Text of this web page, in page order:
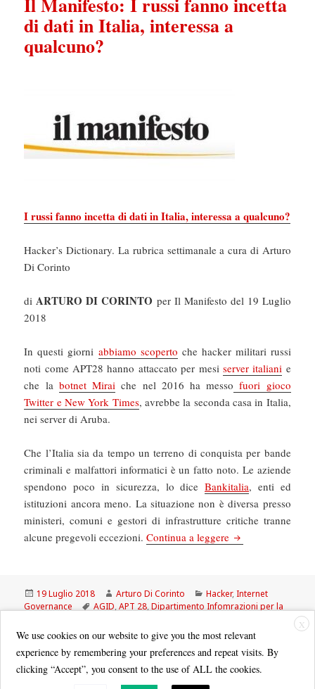
di dati in Italia, interessa a
qualcuno?
I russi fanno incetta di dati in Italia, interessa a qualcuno?
Hacker’s Dictionary. La rubrica settimanale a cura di Arturo
Di Corinto
diARTURO DI CORINTO per Il Manifesto del 19 Luglio
2018
In questi giorni abbiamo scoperto che hacker militari russi
noti come APT28 hanno attaccato per mesi server italiani e
che la botnet Mirai che nel 2016 ha messo fuori gioco
Twitter e New York Times, avrebbe la seconda casa in Italia,
nei server di Aruba.
Che l’Italia sia da tempo un terreno di conquista per bande
criminali e malfattori informatici è un fatto noto. Le aziende
spendono poco in sicurezza, lo diceBankitalia, enti ed
istituzioni ancora meno. La situazione non è diversa presso
ministeri, comuni e gestori di infrastrutture critiche tranne
alcune pregevoli eccezioni.Continua a leggere Il Manifesto: I
Scritto
il
19 Luglio 2018 Autore
Arturo Di Corinto Categorie
Hacker,Internet
Governance
Tag
AGID,APT 28,Dipartimento Infomrazioni per la
X
We use cookies on our website to give you the most relevant
experience by remembering your preferences and repeat visits. By
clicking “Accept”, you consent to the use of ALL the cookies.